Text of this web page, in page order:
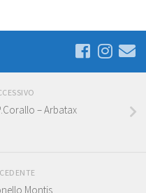
– Arbatax
Montis